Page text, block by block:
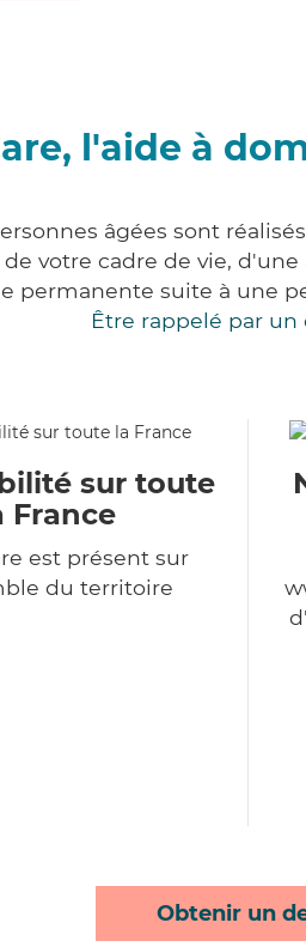
l'aide à
âgées sont
votre cadre de vie,
permanente suite à une
Être rappelé par un
sur toute
France
est présent sur
du territoire
Obtenir un